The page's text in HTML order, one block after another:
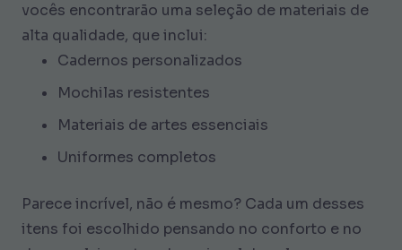
vocês encontrarão uma seleção de materiais de
alta qualidade, que inclui:
Cadernos personalizados
Mochilas resistentes
Materiais de artes essenciais
Uniformes completos
Parece incrível, não é mesmo? Cada um desses
itens foi escolhido pensando no conforto e no